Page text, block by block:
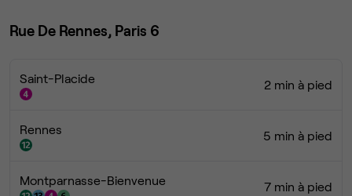
Rue De Rennes, Paris 6
Saint-Placide 2 min à pied
Rennes 5 min à pied
Montparnasse-Bienvenue 7 min à pied